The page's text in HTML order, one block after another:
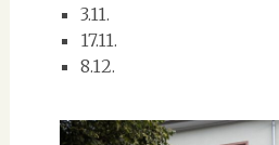
3.11.
17.11.
8.12.